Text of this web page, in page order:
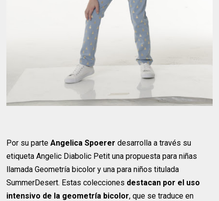
Por su parteAngelica Spoerer desarrolla a través su
etiqueta Angelic Diabolic Petit una propuesta para niñas
llamada Geometría bicolor y una para niños titulada
SummerDesert. Estas colecciones destacan por el uso
intensivo de la geometría bicolor, que se traduce en